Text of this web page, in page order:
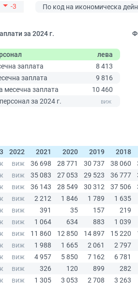
-3
По код на икономическа
за 2024 г.
лева
заплата
8 413
заплата
9 816
месечна заплата
10 460
за 2024 г.
2022 2021 2020 2019
2018